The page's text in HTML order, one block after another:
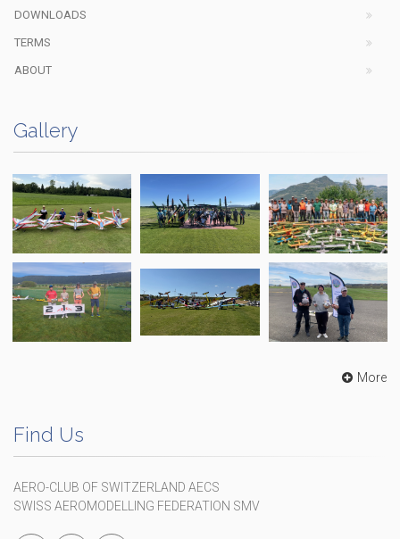
DOWNLOADS
TERMS
ABOUT
Gallery
More
Find Us
AERO-CLUB OF SWITZERLAND AECS
SWISS AEROMODELLING FEDERATION SMV